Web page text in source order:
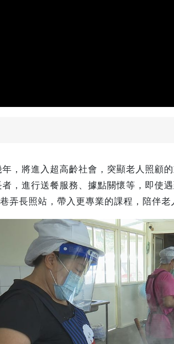
，將進入超高齡社會，突顯老人照顧
，進行送餐服務、據點關懷等，即使
弄長照站，帶入更專業的課程，陪伴老